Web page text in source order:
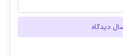
دیدگاه